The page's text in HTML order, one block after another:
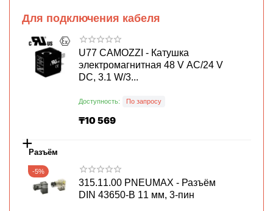
Для подключения кабеля
U77 CAMOZZI - Катушка
электромагнитная 48 V AC/24 V
DC, 3.1 W/3...
Доступность: По запросу
₸10 569
+Разъём
-5%
315.11.00 PNEUMAX - Разъём
DIN 43650-B 11 мм, 3-пин